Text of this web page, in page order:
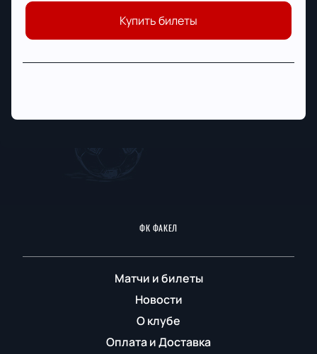
Купить билеты
ФК ФАКЕЛ
Матчи и билеты
Новости
О клубе
Оплата и Доставка